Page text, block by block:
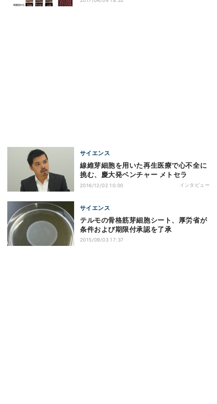
サイエンス
線維芽細胞を用いた再生医療で心不全に
挑む、慶大発ベンチャー メトセラ
2016/12/02 10:00 インタビュー
サイエンス
テルモの骨格筋芽細胞シート、厚労省が
条件および期限付承認を了承
2015/09/03 17:37